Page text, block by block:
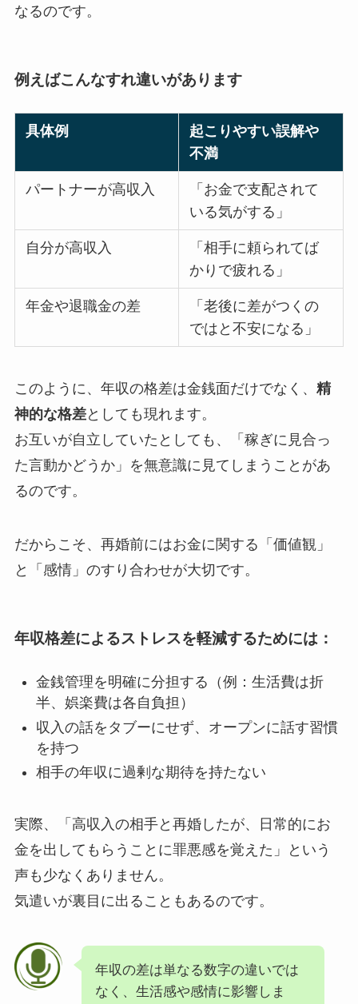
なるのです。
例えばこんなすれ違いがあります
具体例
起こりやすい誤解や
不満
パートナーが高収入
「お金で支配されて
いる気がする」
自分が高収入
「相手に頼られてば
かりで疲れる」
年金や退職金の差
「老後に差がつくの
ではと不安になる」
このように、年収の格差は金銭面だけでなく、 精
神的な格差としても現れます。
お互いが自立していたとしても、「稼ぎに見合っ
た言動かどうか」を無意識に見てしまうことがあ
るのです。
だからこそ、再婚前にはお金に関する「価値観」
と「感情」のすり合わせが大切です。
年収格差によるストレスを軽減するためには：
金銭管理を明確に分担する（例：生活費は折
半、娯楽費は各自負担）
収入の話をタブーにせず、オープンに話す習慣
を持つ
相手の年収に過剰な期待を持たない
実際、「高収入の相手と再婚したが、日常的にお
金を出してもらうことに罪悪感を覚えた」という
声も少なくありません。
気遣いが裏目に出ることもあるのです。
年収の差は単なる数字の違いでは
なく、生活感や感情に影響しま